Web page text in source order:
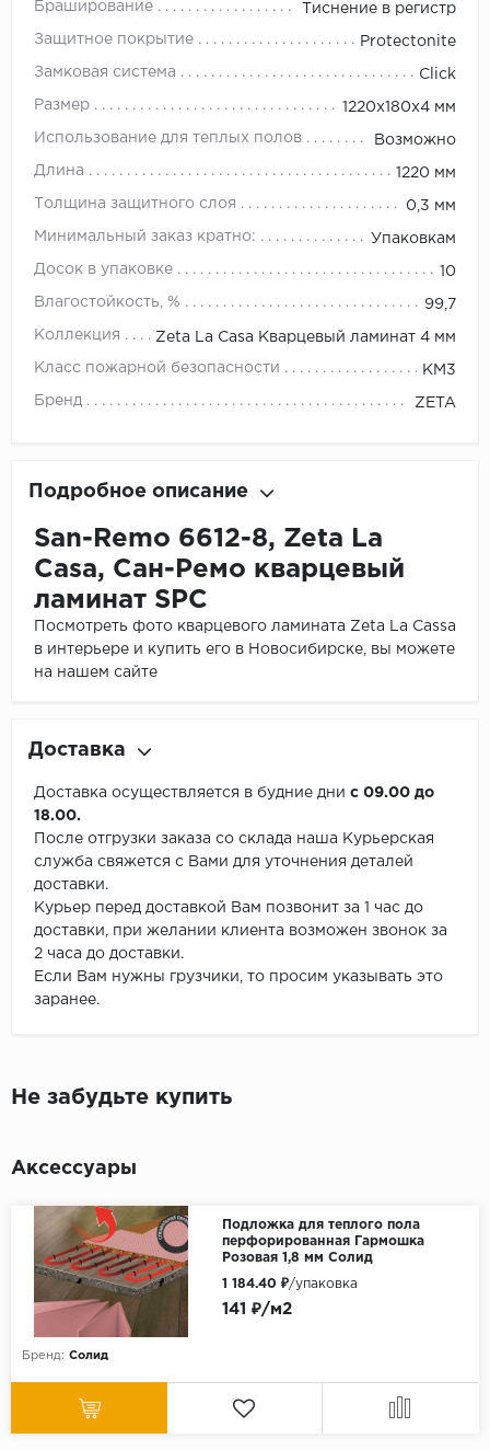
Браширование Тиснение в регистр
Защитное покрытие Protectonite
Замковая система Click
Размер 1220х180х4 мм
Использование для теплых полов Возможно
Длина 1220 мм
Толщина защитного слоя 0,3 мм
Минимальный заказ кратно: Упаковкам
Досок в упаковке 10
Влагостойкость, % 99,7
Коллекция Zeta La Casa Кварцевый ламинат 4 мм
Класс пожарной безопасности КМ3
Бренд ZETA
Подробное описание
San-Remo 6612-8, Zeta La
Casa, Сан-Ремо кварцевый
ламинат SPC
Посмотреть фото кварцевого ламината Zeta La Cassa
в интерьере и купить его в Новосибирске, вы можете
на нашем сайте
Доставка
Доставка осуществляется в будние дни с 09.00 до
18.00.
После отгрузки заказа со склада наша Курьерская
служба свяжется с Вами для уточнения деталей
доставки.
Курьер перед доставкой Вам позвонит за 1 час до
доставки, при желании клиента возможен звонок за
2 часа до доставки.
Если Вам нужны грузчики, то просим указывать это
заранее.
Не забудьте купить
Аксессуары
Подложка для теплого пола
перфорированная Гармошка
Розовая 1,8 мм Солид
Бренд: Солид
141 ₽/м2
1 184.40 ₽/упаковка